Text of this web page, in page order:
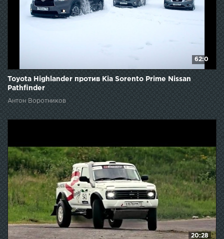
62:0
Toyota Highlander против Kia Sorento Prime Nissan
Pathfinder
Антон Воротников
20:28